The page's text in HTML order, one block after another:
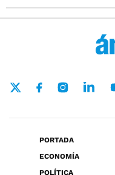
PORTADA
ECONOMÍA
POLÍTICA